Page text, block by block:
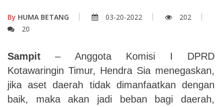
By HUMA BETANG 03-20-2022
202
20
Sampit– Anggota Komisi I DPRD
Kotawaringin Timur, Hendra Sia menegaskan,
jika aset daerah tidak dimanfaatkan dengan
baik, maka akan jadi beban bagi daerah,